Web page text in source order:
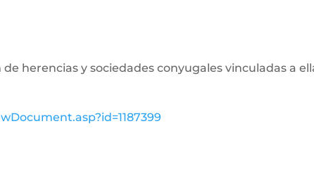
herencias y sociedades conyugales vinculadas a